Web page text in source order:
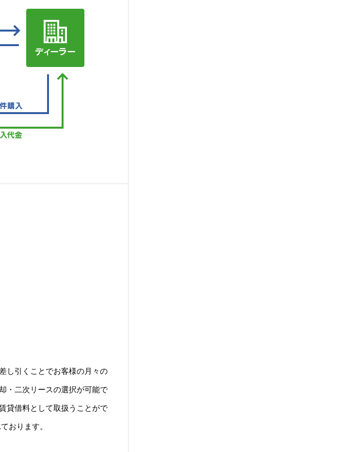
し引くことでお客様の月々の
・二次リースの選択が可能で
貸借料として取扱うことがで
おります。